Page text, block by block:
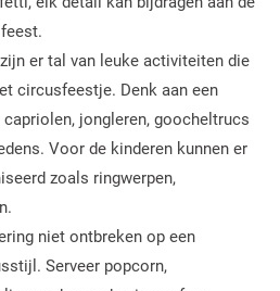
er tal van leuke activiteiten die
circusfeestje. Denk aan een
jongleren, goocheltrucs
Voor de kinderen kunnen er
zoals ringwerpen,
niet ontbreken op een
Serveer popcorn,